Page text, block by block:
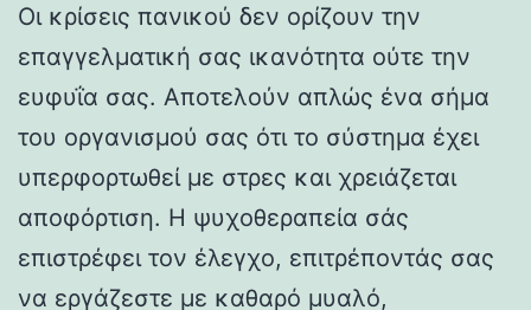
Οι κρίσεις πανικού δεν ορίζουν την
επαγγελματική σας ικανότητα ούτε την
ευφυΐα σας. Αποτελούν απλώς ένα σήμα
του οργανισμού σας ότι το σύστημα έχει
υπερφορτωθεί με στρες και χρειάζεται
αποφόρτιση. Η ψυχοθεραπεία σάς
επιστρέφει τον έλεγχο, επιτρέποντάς σας
να εργάζεστε με καθαρό μυαλό,